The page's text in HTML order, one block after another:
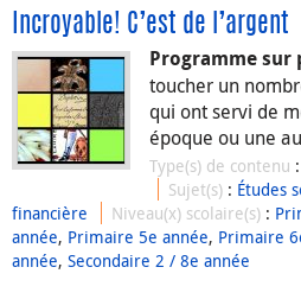
Incroyable! C’est de l’argent
Programme sur
toucher un
qui ont servi de
époque ou une
Type(s) de contenu :
Sujet(s) : Études
financière
Niveau(x) scolaire(s) :
année, Primaire 5e année, Primaire
année, Secondaire 2 / 8e année